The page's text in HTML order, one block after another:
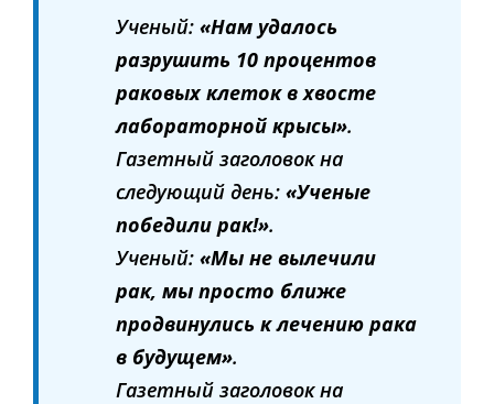
Ученый: «Нам удалось
разрушить 10 процентов
раковых клеток в хвосте
лабораторной крысы».
Газетный заголовок на
следующий день: «Ученые
победили рак!».
Ученый: «Мы не вылечили
рак, мы просто ближе
продвинулись к лечению рака
в будущем».
Газетный заголовок на